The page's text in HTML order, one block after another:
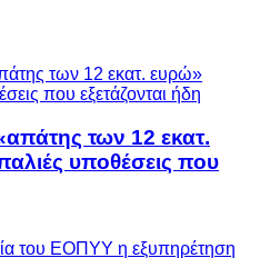
των 12 εκατ.
υποθέσεις που